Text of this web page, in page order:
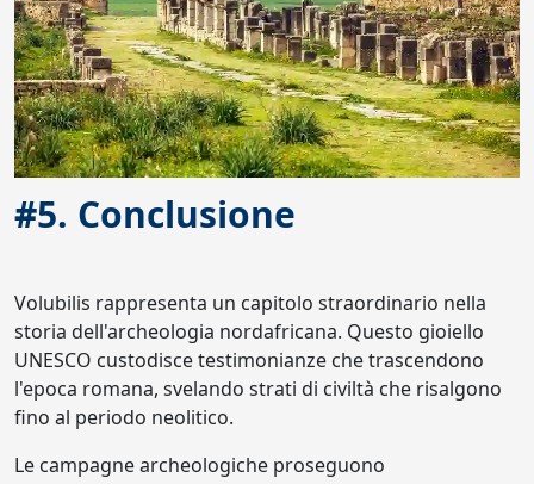
#5. Conclusione
Volubilis rappresenta un capitolo straordinario nella
storia dell'archeologia nordafricana. Questo gioiello
UNESCO custodisce testimonianze che trascendono
l'epoca romana, svelando strati di civiltà che risalgono
fino al periodo neolitico.
Le campagne archeologiche proseguono